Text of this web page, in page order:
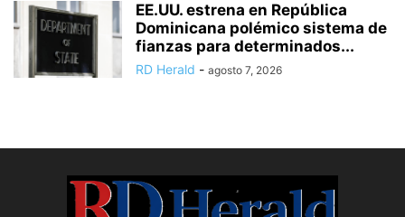
EE.UU. estrena en República
Dominicana polémico sistema de
fianzas para determinados...
RD Herald - agosto 7, 2026